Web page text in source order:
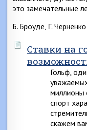
это замечательные
Б. Броуде, Г. Черненко
Ставки на
Гольф,
миллионы
спорт
скажем